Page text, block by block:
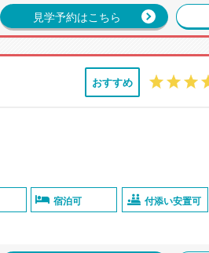
見学予約はこちら
おすすめ
宿泊可 付添い安置可